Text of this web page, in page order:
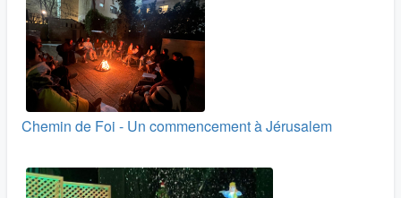
Chemin de Foi - Un commencement à Jérusalem